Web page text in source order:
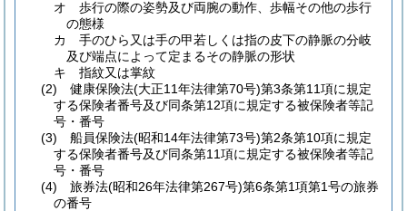
オ
歩行の際の姿勢及び両腕の動作、歩幅その他の歩行
の態様
カ
手のひら又は手の甲若しくは指の皮下の静脈の分岐
及び端点によって定まるその静脈の形状
キ
指紋又は掌紋
(2)
健康保険法(大正11年法律第70号)第3条第11項に規定
する保険者番号及び同条第12項に規定する被保険者等記
号・番号
(3)
船員保険法(昭和14年法律第73号)第2条第10項に規定
する保険者番号及び同条第11項に規定する被保険者等記
号・番号
(4)
旅券法(昭和26年法律第267号)第6条第1項第1号の旅券
の番号